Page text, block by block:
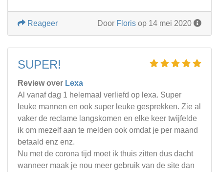
Door Floris op 14 mei 2020
Reageer
SUPER!
Review over Lexa
Al vanaf dag 1 helemaal verliefd op lexa. Super
leuke mannen en ook super leuke gesprekken. Zie al
vaker de reclame langskomen en elke keer twijfelde
ik om mezelf aan te melden ook omdat je per maand
betaald enz enz.
Nu met de corona tijd moet ik thuis zitten dus dacht
wanneer maak je nou meer gebruik van de site dan